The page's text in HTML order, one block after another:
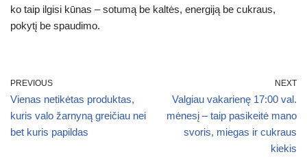
ko taip ilgisi kūnas – sotumą be kaltės, energiją be cukraus,
pokytį be spaudimo.
PREVIOUS
Vienas netikėtas produktas,
kuris valo žarnyną greičiau nei
bet kuris papildas
NEXT
Valgiau vakarienę 17:00 val.
mėnesį – taip pasikeitė mano
svoris, miegas ir cukraus
kiekis